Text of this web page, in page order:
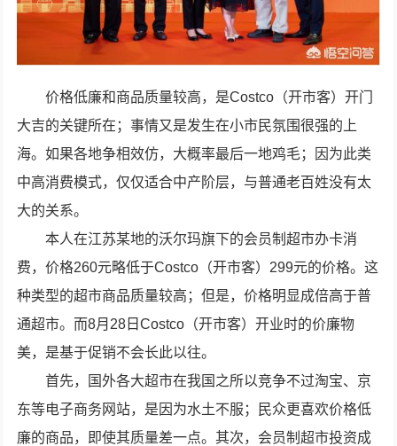
价格低廉和商品质量较高，是Costco（开市客）开门
大吉的关键所在；事情又是发生在小市民氛围很强的上
海。如果各地争相效仿，大概率最后一地鸡毛；因为此类
中高消费模式，仅仅适合中产阶层，与普通老百姓没有太
大的关系。
本人在江苏某地的沃尔玛旗下的会员制超市办卡消
费，价格260元略低于Costco（开市客）299元的价格。这
种类型的超市商品质量较高；但是，价格明显成倍高于普
通超市。而8月28日Costco（开市客）开业时的价廉物
美，是基于促销不会长此以往。
首先，国外各大超市在我国之所以竞争不过淘宝、京
东等电子商务网站，是因为水土不服；民众更喜欢价格低
廉的商品，即使其质量差一点。其次，会员制超市投资成